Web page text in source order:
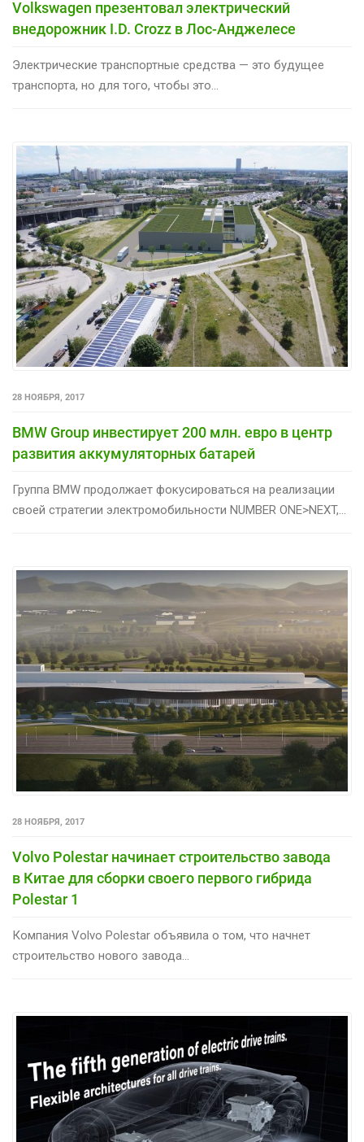
Volkswagen презентовал электрический
внедорожник I.D. Crozz в Лос-Анджелесе
Электрические транспортные средства — это будущее
транспорта, но для того, чтобы это...
28 НОЯБРЯ, 2017
BMW Group инвестирует 200 млн. евро в центр
развития аккумуляторных батарей
Группа BMW продолжает фокусироваться на реализации
своей стратегии электромобильности NUMBER ONE>NEXT,...
28 НОЯБРЯ, 2017
Volvo Polestar начинает строительство завода
в Китае для сборки своего первого гибрида
Polestar 1
Компания Volvo Polestar объявила о том, что начнет
строительство нового завода...